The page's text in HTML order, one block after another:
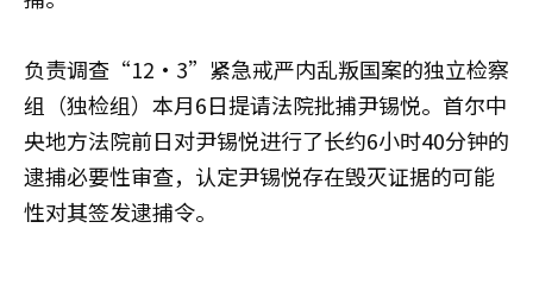
负责调查“12·3”紧急戒严内乱叛国案的独立检察
组（独检组）本月6日提请法院批捕尹锡悦。首尔中
央地方法院前日对尹锡悦进行了长约6小时40分钟的
逮捕必要性审查，认定尹锡悦存在毁灭证据的可能
性对其签发逮捕令。